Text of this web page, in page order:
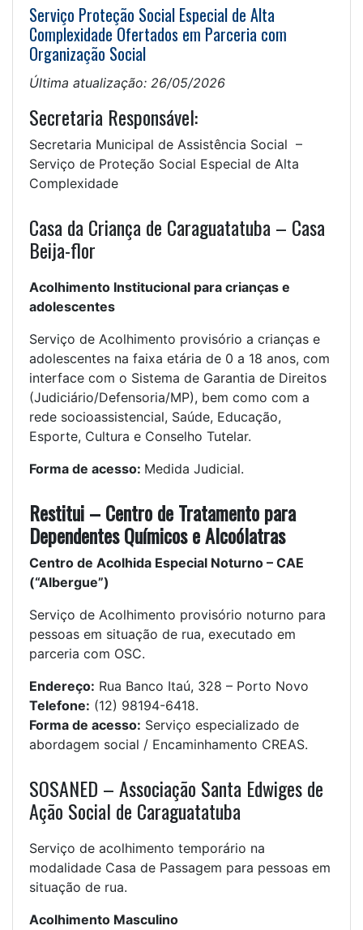
Serviço Proteção Social Especial de Alta
Complexidade Ofertados em Parceria com
Organização Social
Última atualização: 26/05/2026
Secretaria Responsável:
Secretaria Municipal de Assistência Social –
Serviço de Proteção Social Especial de Alta
Complexidade
Casa da Criança de Caraguatatuba – Casa
Beija-flor
Acolhimento Institucional para crianças e
adolescentes
Serviço de Acolhimento provisório a crianças e
adolescentes na faixa etária de 0 a 18 anos, com
interface com o Sistema de Garantia de Direitos
(Judiciário/Defensoria/MP), bem como com a
rede socioassistencial, Saúde, Educação,
Esporte, Cultura e Conselho Tutelar.
Forma de acesso: Medida Judicial.
Restitui – Centro de Tratamento para
Dependentes Químicos e Alcoólatras
Centro de Acolhida Especial Noturno – CAE
(“Albergue”)
Serviço de Acolhimento provisório noturno para
pessoas em situação de rua, executado em
parceria com OSC.
Endereço: Rua Banco Itaú, 328 – Porto Novo
Telefone: (12) 98194-6418.
Forma de acesso: Serviço especializado de
abordagem social / Encaminhamento CREAS.
SOSANED – Associação Santa Edwiges de
Ação Social de Caraguatatuba
Serviço de acolhimento temporário na
modalidade Casa de Passagem para pessoas em
situação de rua.
Acolhimento Masculino